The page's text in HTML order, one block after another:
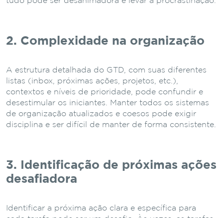
2. Complexidade na organização
A estrutura detalhada do GTD, com suas diferentes
listas (inbox, próximas ações, projetos, etc.),
contextos e níveis de prioridade, pode confundir e
desestimular os iniciantes. Manter todos os sistemas
de organização atualizados e coesos pode exigir
disciplina e ser difícil de manter de forma consistente.
3. Identificação de próximas ações
desafiadora
Identificar a próxima ação clara e específica para